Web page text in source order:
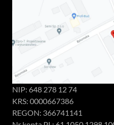
NIP: 648 278 12 74
KRS: 0000667386
REGON: 366741141